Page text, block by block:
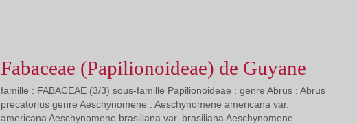
Fabaceae (Papilionoideae) de Guyane
famille : FABACEAE (3/3) sous-famille Papilionoideae : genre Abrus : Abrus
precatorius genre Aeschynomene : Aeschynomene americana var.
americana Aeschynomene brasiliana var. brasiliana Aeschynomene